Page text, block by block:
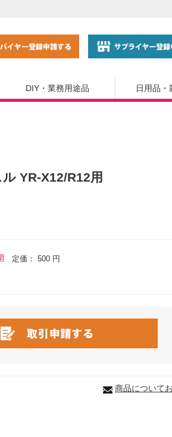
DIY・業務用途品 日用品・
YR-X12/R12用
定価： 500 円
商品について